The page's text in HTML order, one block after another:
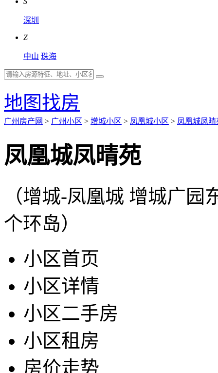
深圳
Z
中山 珠海
地图找房
广州房产网 > 广州小区 > 增城小区 > 凤凰城小区 > 凤凰城凤晴
凤凰城凤晴苑
（增城-凤凰城 增城广
个环岛）
小区首页
小区详情
小区二手房
小区租房
房价走势